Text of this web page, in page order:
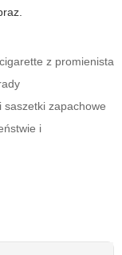
z promienista
zapachowe
i